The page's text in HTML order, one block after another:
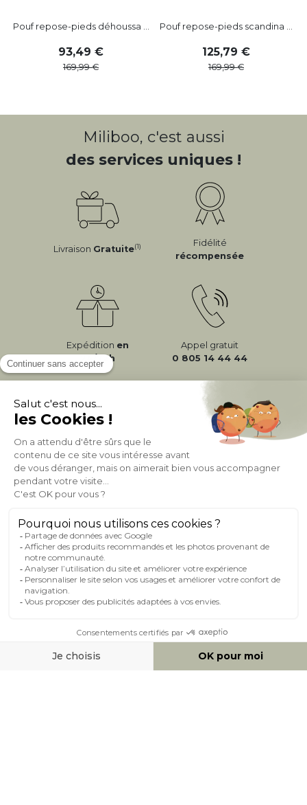
Pouf repose-pieds déhoussa ...
93,49
169,99
Pouf repose-pieds scandina ...
125,79
169,99
Miliboo, c'est aussi
des services uniques !
Livraison Gratuite(1)
Fidélité
récompensée
Expédition en
24/72h
Appel gratuit
0 805 14 44 44
À PROPOS DE MILIBOO
AIDE & CONTACT